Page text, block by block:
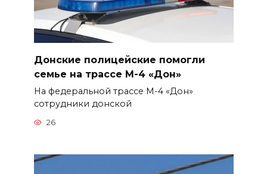
Донские полицейские помогли
семье на трассе М-4 «Дон»
На федеральной трассе М-4 «Дон»
сотрудники донской
26